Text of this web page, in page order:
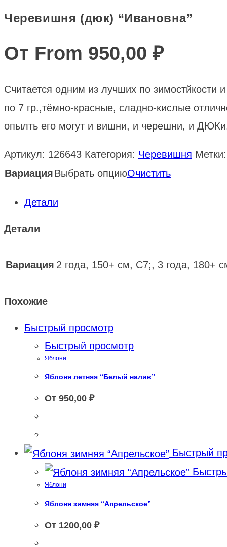
Черевишня (дюк) “Ивановна”
От From 950,00 ₽
Считается одним из лучших по
по 7 гр.,тёмно-красные, сладно-кислые
опылть его могут и вишни, и черешни, и
Артикул: 126643 Категория: Черевишня Метки:
ВариацияВыбрать опциюОчистить
Детали
Детали
Вариация 2 года, 150+ см, С7;, 3 года, 180+
Похожие
Быстрый просмотр
Быстрый просмотр
Яблони
Яблоня летняя “Белый налив”
От 950,00 ₽
Быстрый
Яблони
Яблоня зимняя “Апрельское”
От 1200,00 ₽